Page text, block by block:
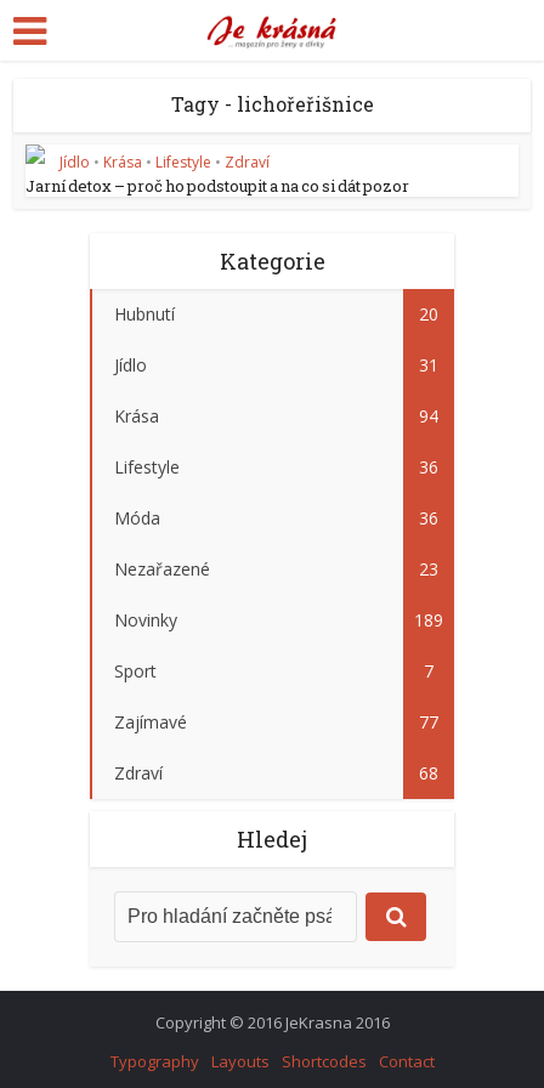
Tagy - lichořeřišnice
Jídlo • Krása • Lifestyle • Zdraví
Jarní detox – proč ho podstoupit a na co si dát pozor
Kategorie
Hubnutí 20
Jídlo 31
Krása 94
Lifestyle 36
Móda 36
Nezařazené 23
Novinky 189
Sport 7
Zajímavé 77
Zdraví 68
Hledej
Copyright © 2016 JeKrasna 2016
Typography
Layouts Shortcodes Contact